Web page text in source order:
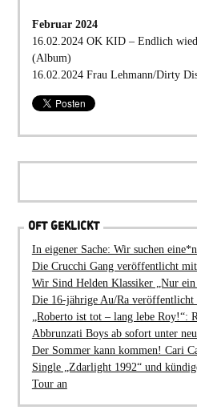
Februar 2024
16.02.2024 OK KID – Endlich
(Album)
16.02.2024 Frau Lehmann/Dirty
OFT GEKLICKT
In eigener Sache: Wir suchen
Die Crucchi Gang veröffentlicht mit
Wir Sind Helden Klassiker „Nur
Die 16-jährige Au/Ra veröffentlicht
„Roberto ist tot – lang lebe Roy!“:
Abbrunzati Boys ab sofort unter
Der Sommer kann kommen! Cari
Single „Zdarlight 1992“ und
Tour an